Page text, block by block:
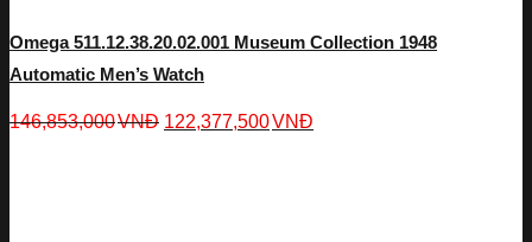
Omega 511.12.38.20.02.001 Museum Collection 1948
Automatic Men’s Watch
146,853,000VNĐ 122,377,500VNĐ